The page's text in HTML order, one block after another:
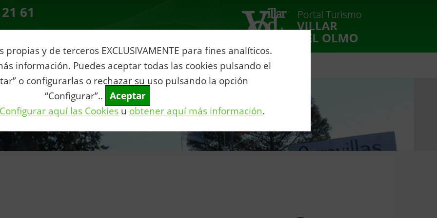
propias y de terceros EXCLUSIVAMENTE para fines analíticos.
información. Puedes aceptar todas las cookies pulsando el
o configurarlas o rechazar su uso pulsando la opción
“Configurar”..
Aceptar
Configurar aquí las Cookies u obtener aquí más información.
61
Servicios al Ciudadano Tu municipio Vive Villar Convenio Agua Eurovillas